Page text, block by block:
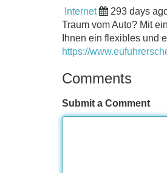
Internet 293 days
Traum vom Auto? Mit
Ihnen ein flexibles und
https://
Comments
Submit a Comment